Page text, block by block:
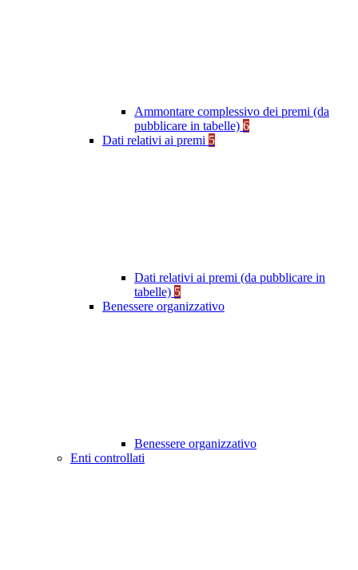
Ammontare complessivo dei premi (da
pubblicare in tabelle) 6
Dati relativi ai premi 5
Dati relativi ai premi (da pubblicare in
tabelle) 5
Benessere organizzativo
Benessere organizzativo
Enti controllati